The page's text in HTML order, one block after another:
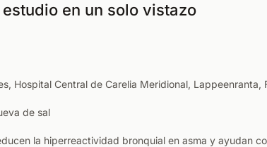
en un solo vistazo
Hospital Central de Carelia Meridional, Lappeenranta,
de sal
la hiperreactividad bronquial en asma y ayudan